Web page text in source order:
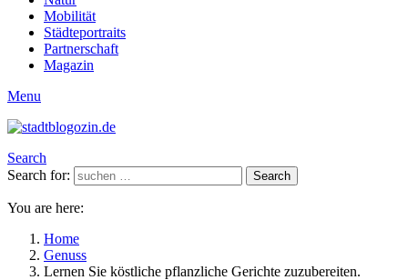
Mobilität
Städteportraits
Partnerschaft
Magazin
Menu
Search
Search for:
Search
You are here:
Home
Genuss
Lernen Sie köstliche pflanzliche Gerichte zuzubereiten.